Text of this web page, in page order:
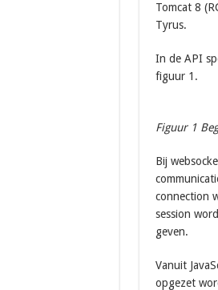
Tomcat 8
Tyrus.
In de API
figuur 1.
Figuur 1
Bij
connection
session
geven.
Vanuit
opgezet